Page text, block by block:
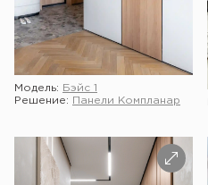
Модель:
Бэйс 1
Решение:
Панели Компланар